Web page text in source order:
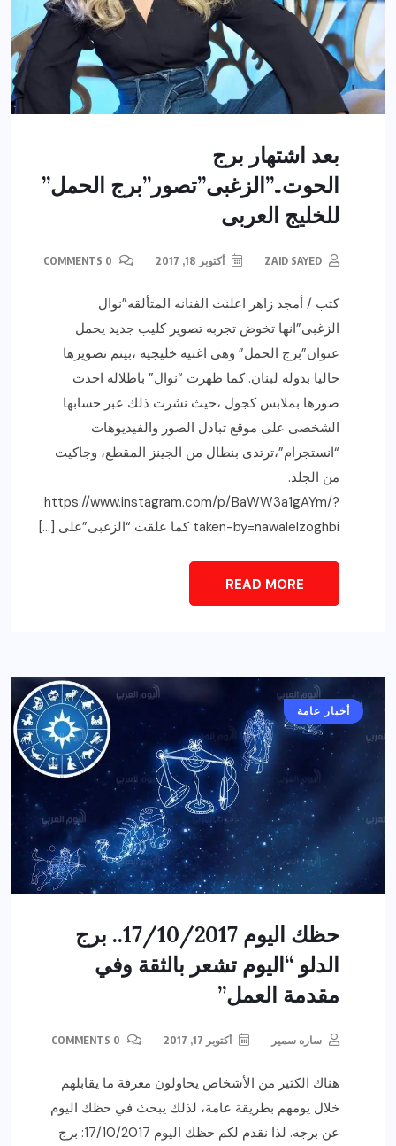
بعد اشتهار برج
الحوت..”الزغبى”تصور”برج الحمل”
للخليج العربى
ZAID SAYED أكتوبر 18, 2017
كتب / أمجد زاهر اعلنت الفنانه المتألقه”نوال
الزغبى”انها تخوض تجربه تصوير كليب جديد يحمل
عنوان”برج الحمل” وهى اغنيه خليجيه ،بيتم تصويرها
حاليا بدوله لبنان. كما ظهرت “نوال” باطلاله احدث
صورها بملابس كجول ،حيث نشرت ذلك عبر حسابها
الشخصى على موقع تبادل الصور والفيديوهات
“انستجرام”،ترتدى بنطال من الجينز المقطع، وجاكيت
من الجلد.
https://www.instagram.com/p/BaWW3a1gAYm/?
taken-by=nawalelzoghbi كما علقت “الزغبى”على […]
READ MORE
أخبار عامة
حظك اليوم 17/10/2017.. برج
الدلو “اليوم تشعر بالثقة وفي
مقدمة العمل”
ساره سمير أكتوبر 17, 2017
هناك الكثير من الأشخاص يحاولون معرفة ما يقابلهم
خلال يومهم بطريقة عامة، لذلك يبحث في حظك اليوم
عن برجه. لذا نقدم لكم حظك اليوم 17/10/2017: برج